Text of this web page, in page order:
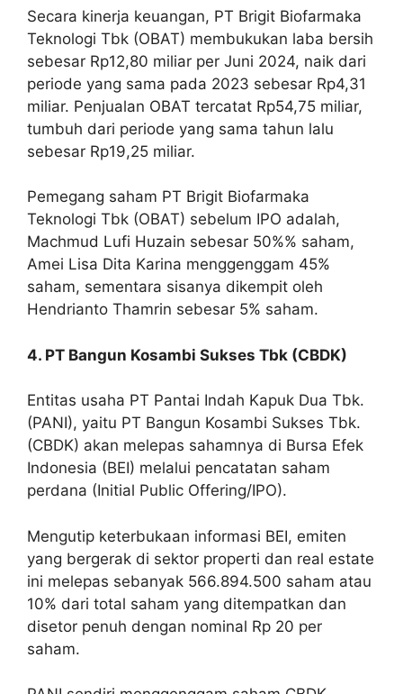
Secara kinerja keuangan, PT Brigit Biofarmaka
Teknologi Tbk (OBAT) membukukan laba bersih
sebesar Rp12,80 miliar per Juni 2024, naik dari
periode yang sama pada 2023 sebesar Rp4,31
miliar. Penjualan OBAT tercatat Rp54,75 miliar,
tumbuh dari periode yang sama tahun lalu
sebesar Rp19,25 miliar.
Pemegang saham PT Brigit Biofarmaka
Teknologi Tbk (OBAT) sebelum IPO adalah,
Machmud Lufi Huzain sebesar 50%% saham,
Amei Lisa Dita Karina menggenggam 45%
saham, sementara sisanya dikempit oleh
Hendrianto Thamrin sebesar 5% saham.
4. PT Bangun Kosambi Sukses Tbk (CBDK)
Entitas usaha PT Pantai Indah Kapuk Dua Tbk.
(PANI), yaitu PT Bangun Kosambi Sukses Tbk.
(CBDK) akan melepas sahamnya di Bursa Efek
Indonesia (BEI) melalui pencatatan saham
perdana (Initial Public Offering/IPO).
Mengutip keterbukaan informasi BEI, emiten
yang bergerak di sektor properti dan real estate
ini melepas sebanyak 566.894.500 saham atau
10% dari total saham yang ditempatkan dan
disetor penuh dengan nominal Rp 20 per
saham.